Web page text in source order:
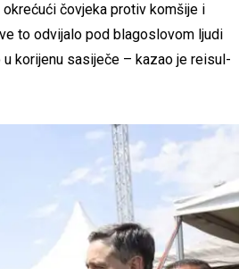
čovjeka protiv komšije i
to odvijalo pod blagoslovom ljudi
korijenu sasiječe – kazao je reisul-